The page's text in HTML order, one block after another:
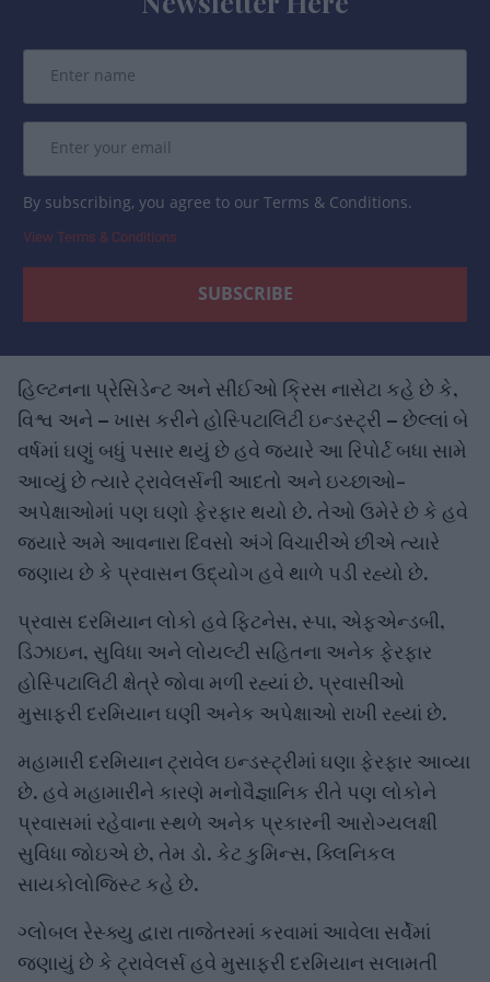
By subscribing, you agree to our Terms & Conditions.
View Terms & Conditions
વિશ્વ અને – ખાસ કરીને હોસ્પિટાલિટી ઇન્ડસ્ટ્રી – છેલ્લાં બે
વર્ષમાં ઘણું બધું પસાર થયું છે હવે જ્યારે આ રિપોર્ટ બધા સામે
આવ્યું છે ત્યારે ટ્રાવેલર્સની આદતો અને ઇચ્છાઓ-
અપેક્ષાઓમાં પણ ઘણો ફેરફાર થયો છે. તેઓ ઉમેરે છે કે હવે
જ્યારે અમે આવનારા દિવસો અંગે વિચારીએ છીએ ત્યારે
જણાય છે કે પ્રવાસન ઉદ્યોગ હવે થાળે પડી રહ્યો છે.
ડિઝાઇન, સુવિધા અને લોયલ્ટી સહિતના અનેક ફેરફાર
હોસ્પિટાલિટી ક્ષેત્રે જોવા મળી રહ્યાં છે. પ્રવાસીઓ મુસાફરી
દરમિયાન ઘણી અનેક અપેક્ષાઓ રાખી રહ્યાં છે.
છે. હવે મહામારીને કારણે મનોવૈજ્ઞાનિક રીતે પણ લોકોને
પ્રવાસમાં રહેવાના સ્થળે અનેક પ્રકારની આરોગ્યલક્ષી
સુવિધા જોઇએ છે, તેમ ડો. કેટ કુમિન્સ, ક્લિનિકલ
સાયકોલોજિસ્ટ કહે છે.
જણાયું છે કે ટ્રાવેલર્સ હવે મુસાફરી દરમિયાન સલામતી
અંગે ઓછું વિચારે છે. તેઓ ફરી એકબીજાને મળવા પ્રવાસ